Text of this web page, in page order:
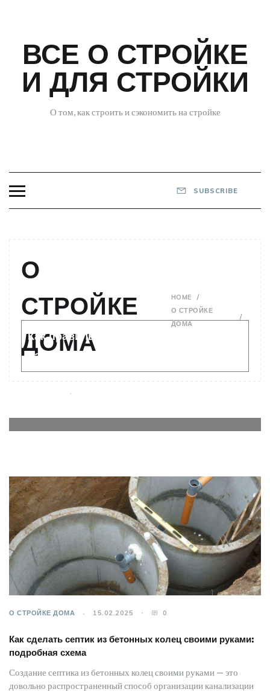
ВСЕ О СТРОЙКЕ
И ДЛЯ СТРОЙКИ
О том, как строить и сэкономить на стройке
SUBSCRIBE
О
СТРОЙКЕ
ДОМА
HOME
О СТРОЙКЕ
ДОМА
Как правильно выполнить расчет
нагрузок на плиту перекрытия?
О СТРОЙКЕ ДОМА 15.02.2025 0
Как сделать септик из бетонных колец своими руками:
подробная схема
Создание септика из бетонных колец своими руками — это
довольно распространенный способ организации канализации